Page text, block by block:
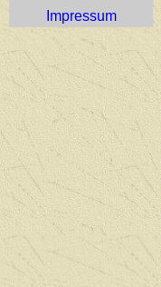
Impressum